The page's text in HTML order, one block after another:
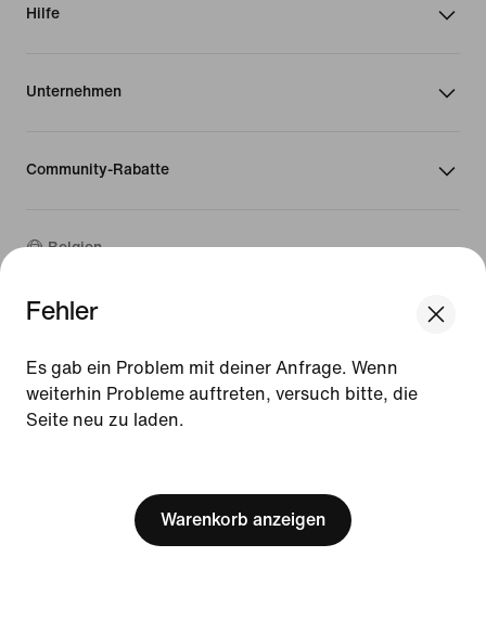
Update your location?
Belgien
Fehler
Es gab ein Problem mit deiner Anfrage. Wenn
weiterhin Probleme auftreten, versuch bitte, die
Seite neu zu laden.
Warenkorb anzeigen
Hilfe
Unternehmen
Community-Rabatte
Belgien
© 2026Nike, Inc. Alle Rechte vorbehalten
Nutzungsbedingungen
Verkaufsbedingungen
Impressum